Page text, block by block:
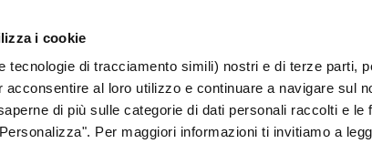
i cookie
tecnologie di tracciamento simili) nostri e di terze parti,
acconsentire al loro utilizzo e continuare a navigare sul
di più sulle categorie di dati personali raccolti e le
Per maggiori informazioni ti invitiamo a
IL NOSTRO MONDO PER IL TUO CANE PER